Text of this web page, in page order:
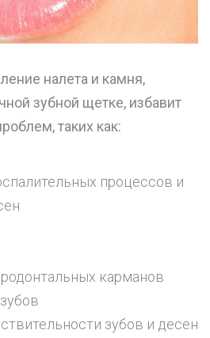
налета и камня,
зубной щетке, избавит
таких как:
процессов и
карманов
зубов и десен